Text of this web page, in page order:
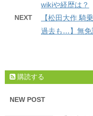
wikiや経歴は？
NEXT
【松田大作 騎
過去も…】無免
購読する
NEW POST